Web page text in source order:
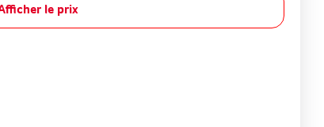
le prix